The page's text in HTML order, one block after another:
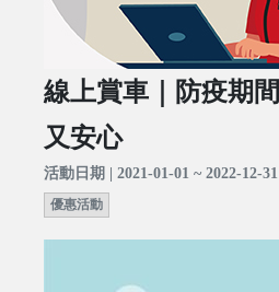
線上賞車｜防疫期
又安心
活動日期 | 2021-01-01 ~ 2022-12-31
優惠活動